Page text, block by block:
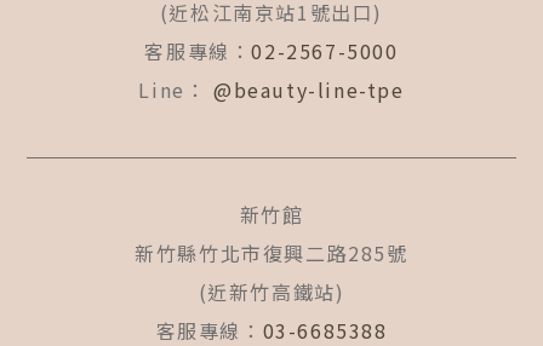
-
f
m
(近松江南京站1號出口)
客服專線：02-2567-5000
Line： @beauty-line-tpe
新竹館
新竹縣竹北市復興二路285號
(近新竹高鐵站)
客服專線： 03-6685388